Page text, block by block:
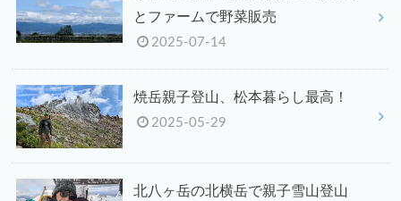
とファームで野菜販売
2025-07-14
焼岳親子登山、松本暮らし最高！
2025-05-29
北八ヶ岳の北横岳で親子雪山登山